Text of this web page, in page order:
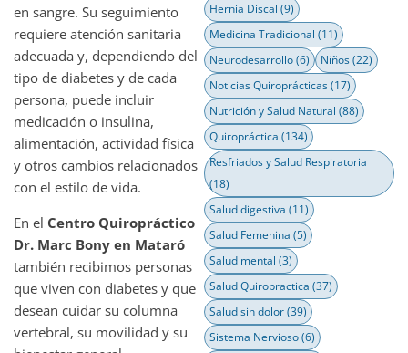
en sangre. Su seguimiento
requiere atención sanitaria
adecuada y, dependiendo del
tipo de diabetes y de cada
persona, puede incluir
medicación o insulina,
alimentación, actividad física
y otros cambios relacionados
con el estilo de vida.
En el Centro Quiropráctico
Dr. Marc Bony en Mataró
también recibimos personas
que viven con diabetes y que
desean cuidar su columna
vertebral, su movilidad y su
Hernia Discal (9)
Medicina Tradicional (11)
Neurodesarrollo(6) Niños(22)
Noticias Quiroprácticas(17)
Nutrición y Salud Natural (88)
Quiropráctica (134)
Resfriados y Salud Respiratoria
(18)
Salud digestiva (11)
Salud Femenina (5)
Salud mental (3)
Salud Quiropractica (37)
Salud sin dolor(39)
Sistema Nervioso(6)